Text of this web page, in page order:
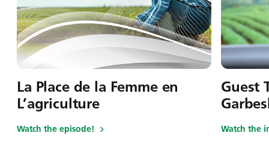
La Place de la Femme en
L’agriculture
Watch the episode!
Guest
Watch the